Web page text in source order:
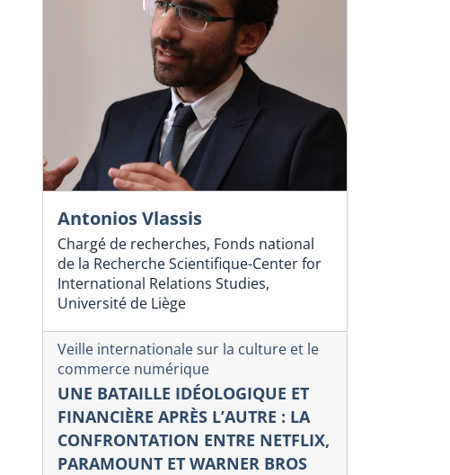
Antonios Vlassis
Chargé de recherches, Fonds national
de la Recherche Scientifique-Center for
International Relations Studies,
Université de Liège
Veille internationale sur la culture et le
commerce numérique
UNE BATAILLE IDÉOLOGIQUE ET
FINANCIÈRE APRÈS L’AUTRE : LA
CONFRONTATION ENTRE NETFLIX,
PARAMOUNT ET WARNER BROS